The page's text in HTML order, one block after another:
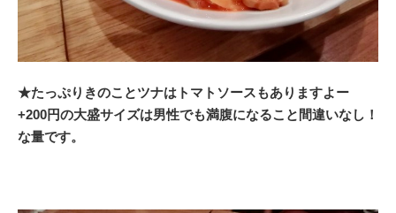
★たっぷりきのことツナはトマトソースもありますよー
+200円の大盛サイズは男性でも満腹になること間違いなし！
な量です。